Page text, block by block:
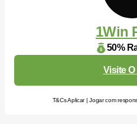
1Win
50%
Visite O
T&Cs Aplicar | Jogar com